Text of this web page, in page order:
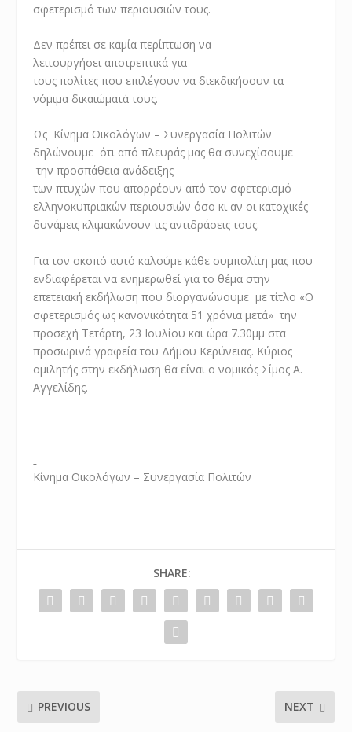
σφετερισμό των περιουσιών τους.
Δεν πρέπει σε καμία περίπτωση να
λειτουργήσει αποτρεπτικά για
τους πολίτες που επιλέγουν να διεκδικήσουν τα
νόμιμα δικαιώματά τους.
Ως Κίνημα Οικολόγων – Συνεργασία Πολιτών
δηλώνουμε ότι από πλευράς μας θα συνεχίσουμε
την προσπάθεια ανάδειξης
των πτυχών που απορρέουν από τον σφετερισμό
ελληνοκυπριακών περιουσιών όσο κι αν οι κατοχικές
δυνάμεις κλιμακώνουν τις αντιδράσεις τους.
Για τον σκοπό αυτό καλούμε κάθε συμπολίτη μας που
ενδιαφέρεται να ενημερωθεί για το θέμα στην
επετειακή εκδήλωση που διοργανώνουμε με τίτλο «Ο
σφετερισμός ως κανονικότητα 51 χρόνια μετά» την
προσεχή Τετάρτη, 23 Ιουλίου και ώρα 7.30μμ στα
προσωρινά γραφεία του Δήμου Κερύνειας. Κύριος
ομιλητής στην εκδήλωση θα είναι ο νομικός Σίμος Α.
Αγγελίδης.
Κίνημα Οικολόγων – Συνεργασία Πολιτών
SHARE:
PREVIOUS NEXT